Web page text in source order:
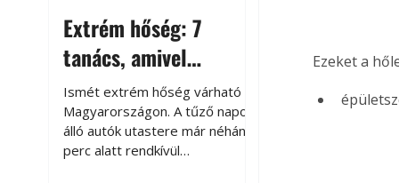
Extrém hőség: 7
tanács, amivel
megóvhatjuk
autónkat a nyári
károktól
Ismét extrém hőség várható
Magyarországon. A tűző napon
álló autók utastere már néhány
perc alatt rendkívül
Ezeket a